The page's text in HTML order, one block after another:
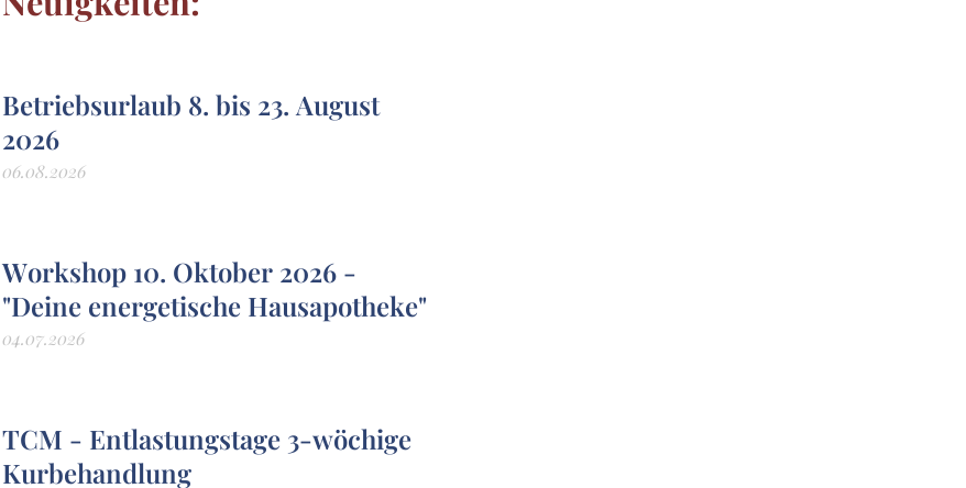
Betriebsurlaub 8. bis 23. August
2026
06.08.2026
Workshop 10. Oktober 2026 -
"Deine energetische Hausapotheke"
04.07.2026
TCM - Entlastungstage 3-wöchige
Kurbehandlung